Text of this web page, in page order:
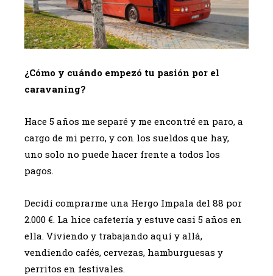
¿Cómo y cuándo empezó tu pasión por el
caravaning?
Hace 5 años me separé y me encontré en paro, a
cargo de mi perro, y con los sueldos que hay,
uno solo no puede hacer frente a todos los
pagos.
Decidí comprarme una Hergo Impala del 88 por
2.000 €. La hice cafetería y estuve casi 5 años en
ella. Viviendo y trabajando aquí y allá,
vendiendo cafés, cervezas, hamburguesas y
perritos en festivales.